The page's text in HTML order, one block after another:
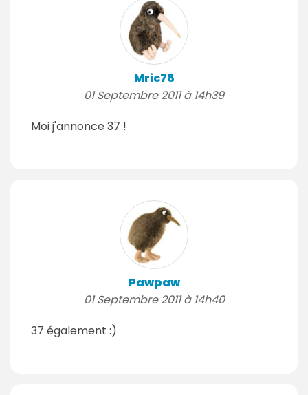
Mric78
01 Septembre 2011 à 14h39
Moi j'annonce 37 !
Pawpaw
01 Septembre 2011 à 14h40
37 également :)